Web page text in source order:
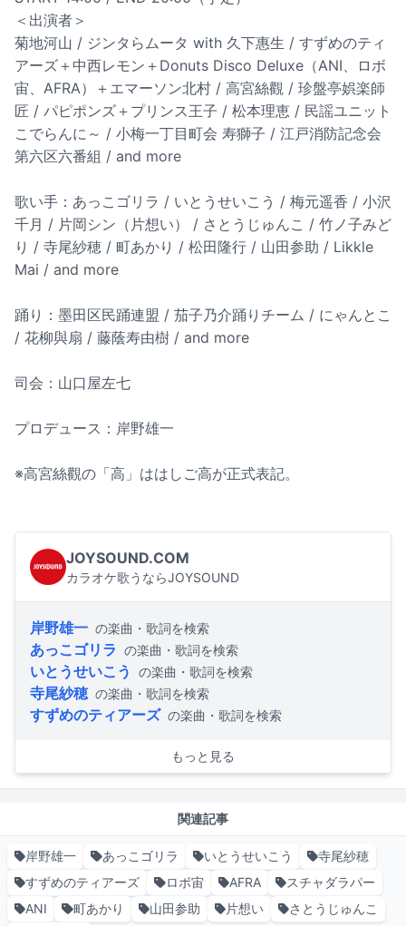
＜出演者＞
菊地河山 / ジンタらムータ with 久下惠生 / すずめのティ
アーズ＋中西レモン＋Donuts Disco Deluxe（ANI、ロボ
宙、AFRA）＋エマーソン北村 / 高宮絲觀 / 珍盤亭娯楽師
匠 / パピポンズ＋プリンス王子 / 松本理恵 / 民謡ユニット
こでらんに～ / 小梅一丁目町会 寿獅子 / 江戸消防記念会
第六区六番組 / and more
歌い手：あっこゴリラ / いとうせいこう / 梅元遥香 / 小沢
千月 / 片岡シン（片想い） / さとうじゅんこ / 竹ノ子みど
り / 寺尾紗穂 / 町あかり / 松田隆行 / 山田参助 / Likkle
Mai / and more
踊り：墨田区民踊連盟 / 茄子乃介踊りチーム / にゃんとこ
/ 花柳與扇 / 藤蔭寿由樹 / and more
司会：山口屋左七
プロデュース：岸野雄一
※高宮絲觀の「高」ははしご高が正式表記。
JOYSOUND.COM
カラオケ歌うならJOYSOUND
岸野雄一 の楽曲・歌詞を検索
あっこゴリラ の楽曲・歌詞を検索
いとうせいこう の楽曲・歌詞を検索
寺尾紗穂 の楽曲・歌詞を検索
すずめのティアーズ の楽曲・歌詞を検索
もっと見る
関連記事
岸野雄一 あっこゴリラ いとうせいこう
寺尾紗穂
すずめのティアーズ
ロボ宙 AFRA
スチャダラパー
ANI
町あかり 山田参助 片想い
さとうじゅんこ